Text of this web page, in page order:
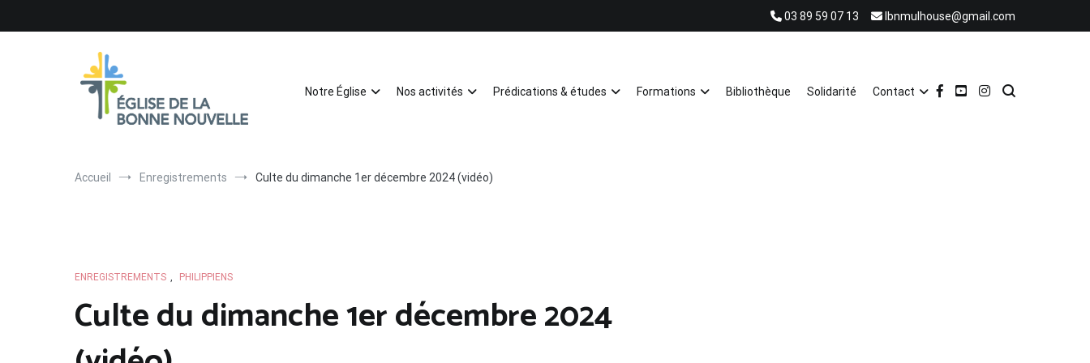
03 89 59 07 13 lbnmulhouse@gmail.com
Notre Église Nos activités Prédications & études Formations Bibliothèque Solidarité Contact
Accueil Enregistrements Culte du dimanche 1er décembre 2024 (vidéo)
ENREGISTREMENTS , PHILIPPIENS
Culte du dimanche 1er décembre 2024